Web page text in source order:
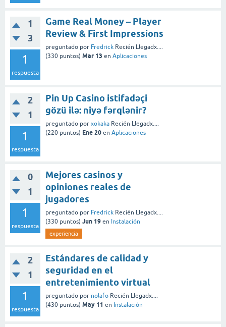
1
3
1
respuesta
Game Real Money – Player
Review & First Impressions
preguntado por Fredrick Recién Llegadx....
(330 puntos) Mar 13 en Aplicaciones
2
1
1
respuesta
Pin Up Casino istifadəçi
gözü ilə: niyə fərqlənir?
preguntado por xokaka Recién Llegadx....
(220 puntos) Ene 20 en Aplicaciones
0
1
1
respuesta
Mejores casinos y
opiniones reales de
jugadores
preguntado por Fredrick Recién Llegadx....
(330 puntos) Jun 19 en Instalación
experiencia
2
1
1
respuesta
Estándares de calidad y
seguridad en el
entretenimiento virtual
preguntado por nolafo Recién Llegadx....
(430 puntos) May 11 en Instalación